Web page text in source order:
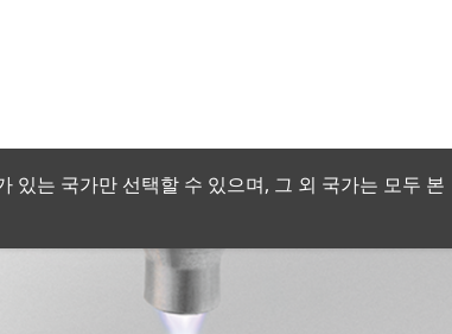
있는 국가만 선택할 수 있으며, 그 외 국가는 모두 본